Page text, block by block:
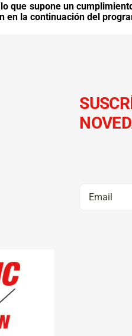
supone un
en la continuación del